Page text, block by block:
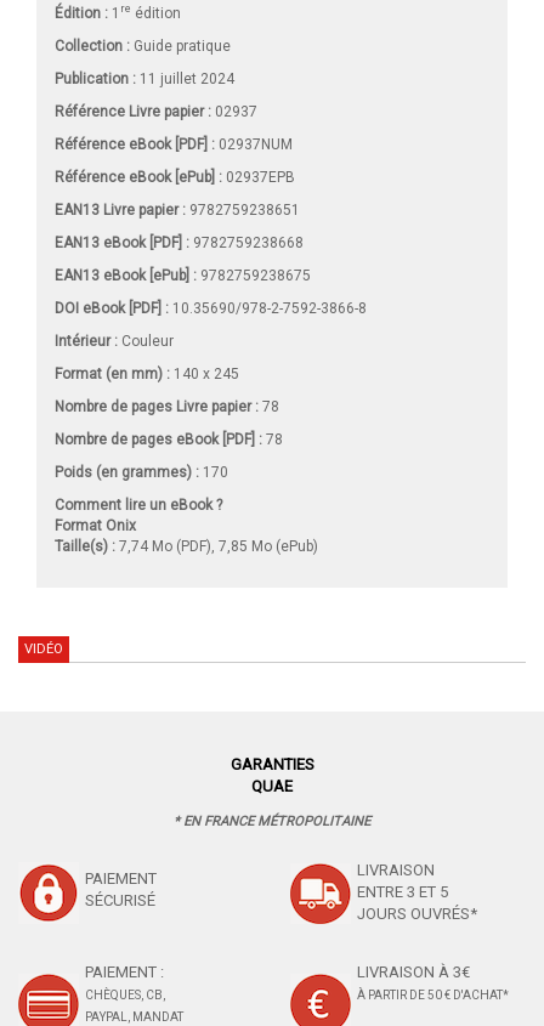
Édition : 1 re édition
Collection : Guide pratique
Publication : 11 juillet 2024
Référence Livre papier : 02937
Référence eBook [PDF] : 02937NUM
Référence eBook [ePub] : 02937EPB
EAN13 Livre papier : 9782759238651
EAN13 eBook [PDF] : 9782759238668
EAN13 eBook [ePub] : 9782759238675
DOI eBook [PDF] : 10.35690/978-2-7592-3866-8
Intérieur : Couleur
Format (en mm) : 140 x 245
Nombre de pages Livre papier: 78
Nombre de pages eBook [PDF] : 78
Poids (en grammes) : 170
Comment lire un eBook ?
Format Onix
Taille(s) : 7,74 Mo (PDF), 7,85 Mo (ePub)
VIDÉO
GARANTIES
QUAE
* EN FRANCE MÉTROPOLITAINE
PAIEMENT
SÉCURISÉ
LIVRAISON
ENTRE 3 ET 5
JOURS OUVRÉS*
PAIEMENT :
CHÈQUES, CB,
PAYPAL, MANDAT
LIVRAISON À 3€
À PARTIR DE 50 € D'ACHAT*